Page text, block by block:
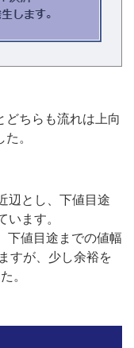
どちらも流れは上向
。
辺とし、下値目途
います。
下値目途までの値幅
すが、少し余裕を
。